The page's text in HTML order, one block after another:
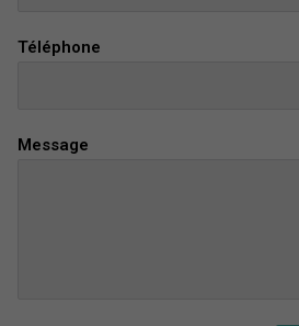
Téléphone
Message